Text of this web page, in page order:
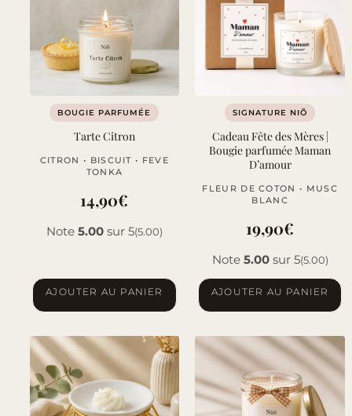
BOUGIE PARFUMÉE
Tarte Citron
CITRON • BISCUIT • FEVE
TONKA
14,90€
Note 5.00sur 5(5.00)
AJOUTER AU PANIER
SIGNATURE NIÕ
Cadeau Fête des Mères |
Bougie parfumée Maman
D’amour
FLEUR DE COTON • MUSC
BLANC
19,90€
Note 5.00sur 5(5.00)
AJOUTER AU PANIER